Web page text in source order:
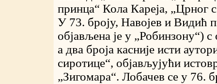
принца“ Кола Кареја, „Црног
У 73. броју, Навојев и Видић
објављена је у „Робинзону“)
а два броја касније исти
сиротице“, објављујући
„Зигомара“. Лобачев се у 76.